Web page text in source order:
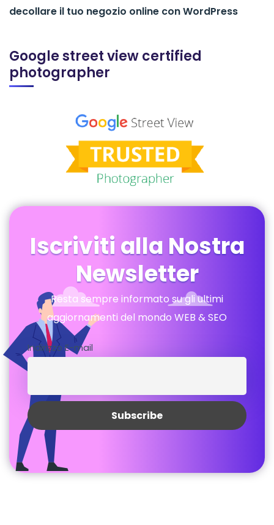
decollare il tuo negozio online con WordPress
Google street view certified
photographer
Iscriviti alla Nostra
Newsletter
Resta sempre informato su gli ultimi
aggiornamenti del mondo WEB & SEO
Indirizzo E-mail